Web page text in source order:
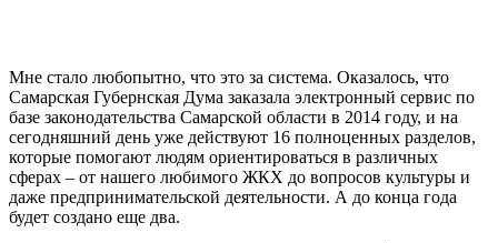
Мне стало любопытно, что это за система. Оказалось, что
Самарская Губернская Дума заказала электронный сервис по
базе законодательства Самарской области в 2014 году, и на
сегодняшний день уже действуют 16 полноценных разделов,
которые помогают людям ориентироваться в различных
сферах – от нашего любимого ЖКХ до вопросов культуры и
даже предпринимательской деятельности. А до конца года
будет создано еще два.